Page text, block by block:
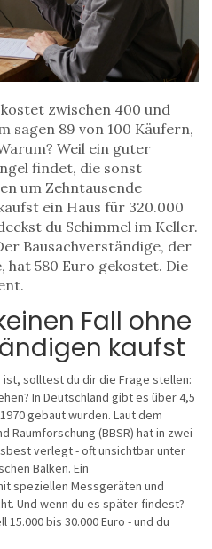
zwischen 400 und
sagen 89 von 100 Käufern,
Weil ein guter
findet, die sonst
um Zehntausende
ein Haus für 320.000
du Schimmel im Keller.
Bausachverständige, der
hat 580 Euro gekostet. Die
Fall ohne
kaufst
ist, solltest du dir die Frage stellen:
In Deutschland gibt es über 4,5
gebaut wurden. Laut dem
Raumforschung (BBSR) hat in zwei
verlegt - oft unsichtbar unter
Balken. Ein
speziellen Messgeräten und
Und wenn du es später findest?
bis 30.000 Euro - und du